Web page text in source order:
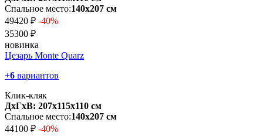
Спальное место:140х207 см
49420 ₽ -40%
35300 ₽
новинка
Цезарь Monte Quarz
+6 вариантов
Клик-кляк
ДхГхВ: 207х115x110 см
Спальное место:140х207 см
44100 ₽ -40%